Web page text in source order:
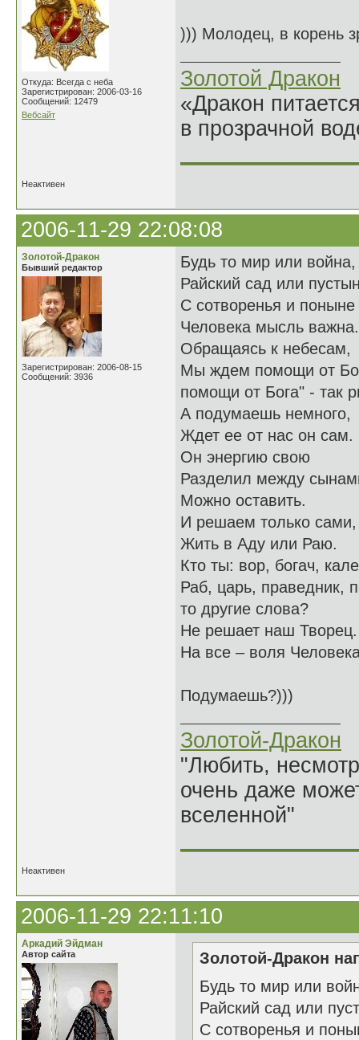
Откуда: Всегда с неба
Зарегистрирован: 2006-03-16
Сообщений: 12479
Вебсайт
))) Молодец, в корень
Золотой Дракон
«Дракон
в прозрачной
Неактивен
2006-11-29 22:08:08
Золотой-Дракон
Бывший редактор
Зарегистрирован: 2006-08-15
Сообщений: 3936
Будь то мир или война,
Райский сад или
С сотворенья и поныне
Человека мысль
Обращаясь к небесам,
Мы ждем помощи от
помощи от Бога" - так
А подумаешь немного,
Ждет ее от нас он
Он энергию свою
Разделил между
Можно оставить.
И решаем только сами,
Жить в Аду или Раю.
Кто ты: вор, богач,
Раб, царь, праведник,
то другие слова?
Не решает наш Творец.
На все – воля
Подумаешь?)))
Золотой-Дракон
"Любить,
очень даже
вселенной"
Неактивен
2006-11-29 22:11:10
Аркадий Эйдман
Автор сайта
Золотой-Дракон
Будь то мир или
Райский сад или
С сотворенья и